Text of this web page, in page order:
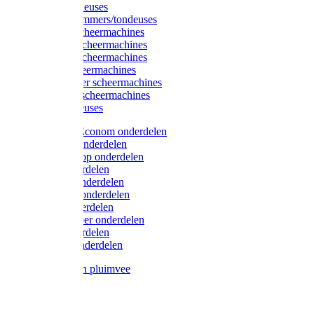
Moser tondeuses
Overige trimmers/tondeuses
Heiniger scheermachines
Hauptner scheermachines
Aesculap scheermachines
Liscop scheermachines
FarmClipper scheermachines
Constanta scheermachines
Wahl tondeuses
Aesculap/Econom onderdelen
Hauptner onderdelen
Lister/Liscop onderdelen
Eider onderdelen
Heiniger onderdelen
Constanta onderdelen
Moser onderdelen
Farm Clipper onderdelen
Oster onderdelen
TailWell onderdelen
Voerbakken pluimvee